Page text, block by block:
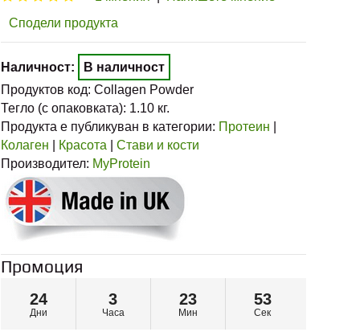
Сподели продукта
Наличност:
В наличност
Продуктов код: Collagen Powder
Тегло (с опаковката): 1.10 кг.
Продукта е публикуван в категории: Протеин
Колаген
Красота
Стави и кости
Производител: MyProtein
Промоция
24
Дни
3
Часа
23
Мин
53
Сек